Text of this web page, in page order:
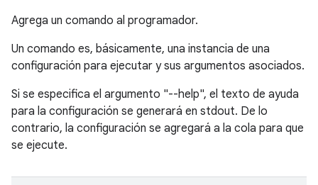
Agrega un comando al programador.
Un comando es, básicamente, una instancia de una
configuración para ejecutar y sus argumentos asociados.
Si se especifica el argumento "--help", el texto de ayuda
para la configuración se generará en stdout. De lo
contrario, la configuración se agregará a la cola para que
se ejecute.